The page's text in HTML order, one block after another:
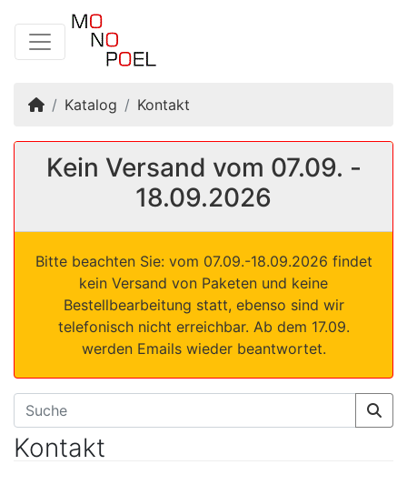
Startseite
Katalog Kontakt
Kein Versand vom 07.09. -
18.09.2026
Bitte beachten Sie: vom 07.09.-18.09.2026 findet
kein Versand von Paketen und keine
Bestellbearbeitung statt, ebenso sind wir
telefonisch nicht erreichbar. Ab dem 17.09.
werden Emails wieder beantwortet.
Kontakt